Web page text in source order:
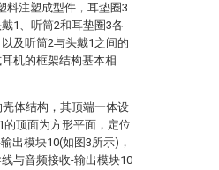
料注塑成型件，耳垫圈3
1、听筒2和耳垫圈3各
及听筒2与头戴1之间的
机的框架结构基本相
体结构，其顶端一体设
顶面为方形平面，定位
出模块10(如图3所示)，
与音频接收-输出模块10